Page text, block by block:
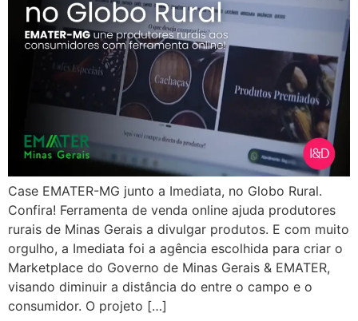
Case EMATER-MG junto a Imediata, no Globo Rural.
Confira! Ferramenta de venda online ajuda produtores
rurais de Minas Gerais a divulgar produtos. E com muito
orgulho, a Imediata foi a agência escolhida para criar o
Marketplace do Governo de Minas Gerais & EMATER,
visando diminuir a distância do entre o campo e o
consumidor. O projeto […]